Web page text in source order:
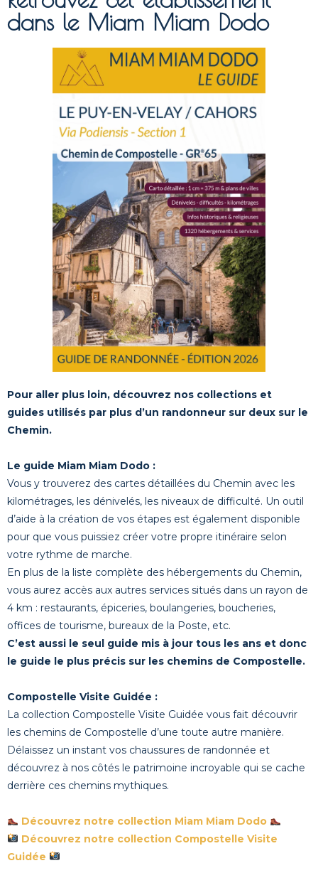
dans le Miam Miam Dodo
Pour aller plus loin, découvrez nos collections et
guides utilisés par plus d’un randonneur sur deux sur le
Chemin.
Le guide Miam Miam Dodo :
Vous y trouverez des cartes détaillées du Chemin avec les
kilométrages, les dénivelés, les niveaux de difficulté. Un outil
d’aide à la création de vos étapes est également disponible
pour que vous puissiez créer votre propre itinéraire selon
votre rythme de marche.
En plus de la liste complète des hébergements du Chemin,
vous aurez accès aux autres services situés dans un rayon de
4 km : restaurants, épiceries, boulangeries, boucheries,
offices de tourisme, bureaux de la Poste, etc.
C’est aussi le seul guide mis à jour tous les ans et donc
le guide le plus précis sur les chemins de Compostelle.
Compostelle Visite Guidée :
La collection Compostelle Visite Guidée vous fait découvrir
les chemins de Compostelle d’une toute autre manière.
Délaissez un instant vos chaussures de randonnée et
découvrez à nos côtés le patrimoine incroyable qui se cache
derrière ces chemins mythiques.
Découvrez notre collection Miam Miam Dodo
Découvrez notre collection Compostelle Visite
Guidée